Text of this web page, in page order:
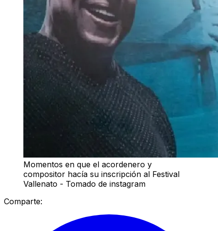
Momentos en que el acordenero y
compositor hacía su inscripción al Festival
Vallenato - Tomado de instagram
Comparte: